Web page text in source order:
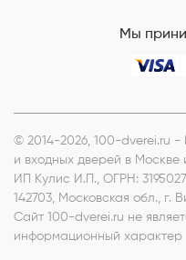
Мы
© 2014-2026, 100-dverei.ru -
и входных дверей в Москве
ИП Кулис И.П. , ОГРН:
142703, Московская обл., г.
Сайт 100-dverei.ru не
информационный характер